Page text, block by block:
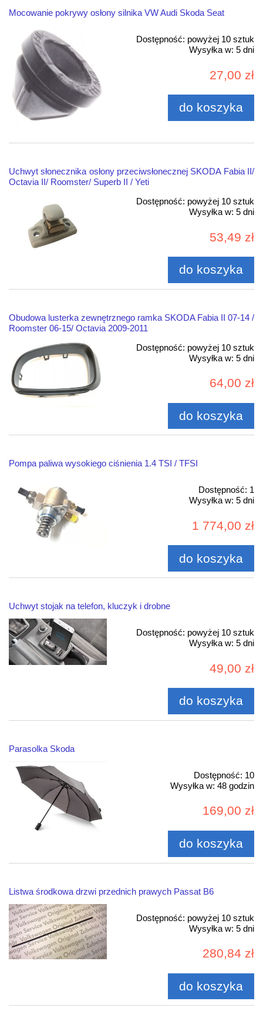
Mocowanie pokrywy osłony silnika VW Audi Skoda Seat
Dostępność: powyżej 10 sztuk
Wysyłka w: 5 dni
27,00 zł
do koszyka
Uchwyt słonecznika osłony przeciwsłonecznej SKODA Fabia II/
Octavia II/ Roomster/ Superb II / Yeti
Dostępność: powyżej 10 sztuk
Wysyłka w: 5 dni
53,49 zł
do koszyka
Obudowa lusterka zewnętrznego ramka SKODA Fabia II 07-14 /
Roomster 06-15/ Octavia 2009-2011
Dostępność: powyżej 10 sztuk
Wysyłka w: 5 dni
64,00 zł
do koszyka
Pompa paliwa wysokiego ciśnienia 1.4 TSI / TFSI
Dostępność: 1
Wysyłka w: 5 dni
1 774,00 zł
do koszyka
Uchwyt stojak na telefon, kluczyk i drobne
Dostępność: powyżej 10 sztuk
Wysyłka w: 5 dni
49,00 zł
do koszyka
Parasolka Skoda
Dostępność: 10
Wysyłka w: 48 godzin
169,00 zł
do koszyka
Listwa środkowa drzwi przednich prawych Passat B6
Dostępność: powyżej 10 sztuk
Wysyłka w: 5 dni
280,84 zł
do koszyka